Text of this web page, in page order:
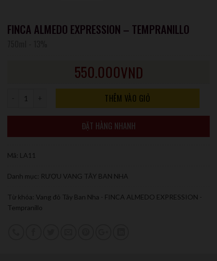
FINCA ALMEDO EXPRESSION – TEMPRANILLO
550.000VND
Số lượng THÊM VÀO GIỎ
ĐẶT HÀNG NHANH
Mã: LA11
Danh mục: RƯỢU VANG TÂY BAN NHA
Từ khóa: Vang đỏ Tây Ban Nha - FINCA ALMEDO EXPRESSION -
Tempranillo